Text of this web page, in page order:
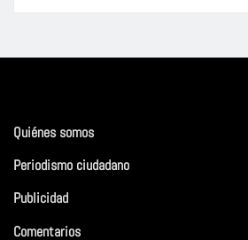
Quiénes somos
Periodismo ciudadano
Publicidad
Comentarios